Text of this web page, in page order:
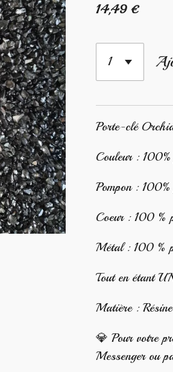
14,49 €
Porte-clé
Couleur :
Pompon :
Coeur : 100 %
Métal : 100 %
Tout en étant
Matière :
💎 Pour votre
Messenger ou